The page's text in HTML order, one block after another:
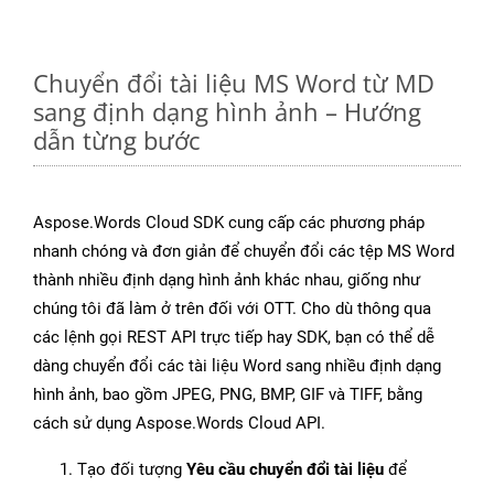
Chuyển đổi tài liệu MS Word từ MD
sang định dạng hình ảnh – Hướng
dẫn từng bước
Aspose.Words Cloud SDK cung cấp các phương pháp
nhanh chóng và đơn giản để chuyển đổi các tệp MS Word
thành nhiều định dạng hình ảnh khác nhau, giống như
chúng tôi đã làm ở trên đối với OTT. Cho dù thông qua
các lệnh gọi REST API trực tiếp hay SDK, bạn có thể dễ
dàng chuyển đổi các tài liệu Word sang nhiều định dạng
hình ảnh, bao gồm JPEG, PNG, BMP, GIF và TIFF, bằng
cách sử dụng Aspose.Words Cloud API.
Tạo đối tượng Yêu cầu chuyển đổi tài liệu để